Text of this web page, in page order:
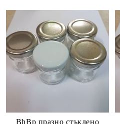
BhBp празно стъклено